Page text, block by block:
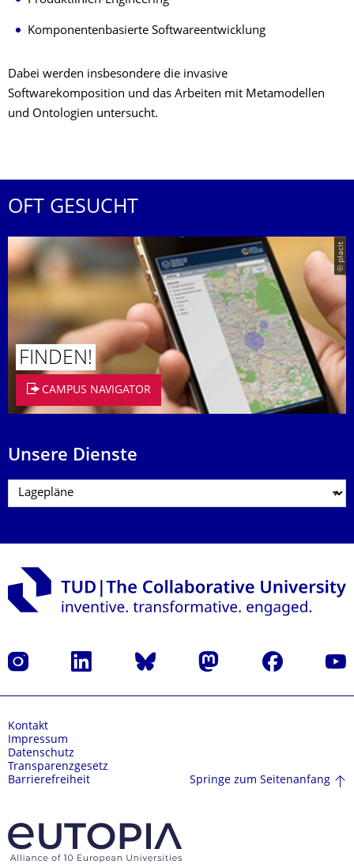
Komponentenbasierte Softwareentwicklung
Dabei werden insbesondere die invasive
Softwarekomposition und das Arbeiten mit Metamodellen
und Ontologien untersucht.
OFT GESUCHT
© placit
FINDEN!
CAMPUS NAVIGATOR
Unsere Dienste
Instagram LinkedIn Bluesky Mastodon Facebook
Kontakt
Impressum
Datenschutz
Transparenzgesetz
Barrierefreiheit
Springe zum Seitenanfang